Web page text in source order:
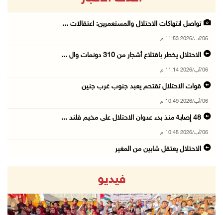
تواصل انتهاكات الاحتلال والمستعمرين: اعتقالات ...
06/آب/2026 11:53 م
الاحتلال يخطر باقتلاع أشجار من 310 دونمات وال ...
06/آب/2026 11:14 م
قوات الاحتلال تقتحم يعبد جنوب غرب جنين
06/آب/2026 10:49 م
48 إصابة منذ بدء عدوان الاحتلال على مخيم قلند ...
06/آب/2026 10:45 م
الاحتلال يعتقل شابين من المغير
وزير الداخلية يبحث مع مكافحة المخدرات الدولي ...
06/آب/2026 10:01 م
رئيس بلدية الخليل يطلع وفدا أميركيا على تطورا ...
فيديو